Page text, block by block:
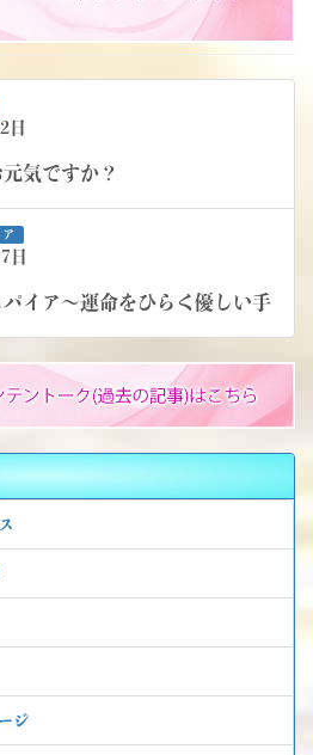
日
気ですか？
日
イア～運命をひらく優しい手
ジ